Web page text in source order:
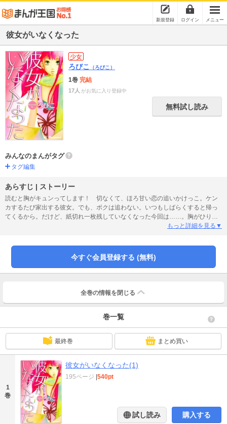
新規登録 ログイン メニュー
彼女がいなくなった
少女
ろびこ （ろびこ）
1巻 完結
17人 がお気に入り登録中
無料試し読み
みんなのまんがタグ
タグ編集
あらすじ | ストーリー
読むと胸がキュンってします！ 切なくて、ほろ甘い恋の追いかけっこ。ケン
カするたび家出する彼女。でも、ボクは追わない。いつもしばらくすると帰っ
てくるから。だけど、紙切れ一枚残していなくなった今回は……。胸がひりひ
りするような恋を描いたタイトル作のほか、「カラクリ演劇堂」「ラプンツェ
もっと詳細を見る▼
今すぐ会員登録する (無料)
全巻の情報を 閉じる
巻一覧
最終巻 まとめ買い
1
巻
彼女がいなくなった(1)
195ページ |540pt
試し読み 購入する